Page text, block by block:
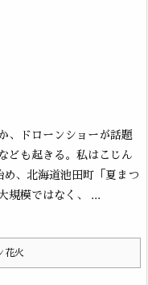
、ドローンショーが話題
ども起きる。私はこじん
、北海道池田町「夏まつ
規模ではなく、 ...
火